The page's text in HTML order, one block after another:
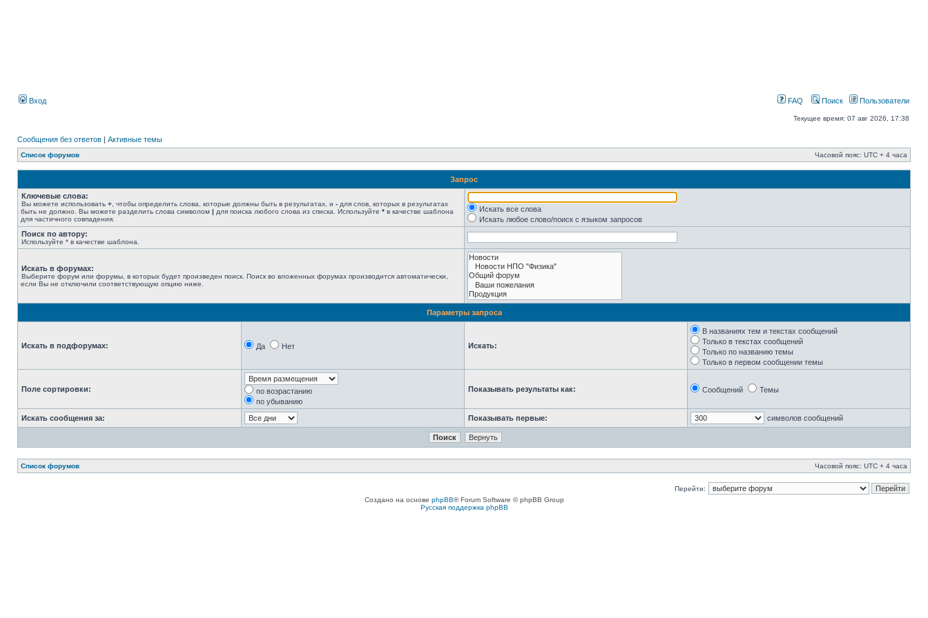
Вход FAQ Поиск Пользователи
Текущее время: 07 авг 2026, 17:38
Сообщения без ответов | Активные темы
Список форумов Часовой пояс: UTC + 4 часа
Запрос
Ключевые слова:
Вы можете использовать + , чтобы определить слова, которые должны быть в результатах, и - для слов, которых в результатах
быть не должно. Вы можете разделить слова символом | для поиска любого слова из списка. Используйте * в качестве шаблона
для частичного совпадения.
Искать все слова
Искать любое слово/поиск с языком запросов
Поиск по автору:
Используйте * в качестве шаблона.
Искать в форумах:
Выберите форум или форумы, в которых будет произведен поиск. Поиск во вложенных форумах производится автоматически,
если Вы не отключили соответствующую опцию ниже.
Параметры запроса
Искать в подфорумах: Да Нет Искать:
В названиях тем и текстах сообщений
Только в текстах сообщений
Только по названию темы
Только в первом сообщении темы
Поле сортировки:
по возрастанию
по убыванию
Показывать результаты как: Сообщений Темы
Искать сообщения за: Показывать первые: символов сообщений
Список форумов Часовой пояс: UTC + 4 часа
Перейти:
Создано на основе phpBB® Forum Software © phpBB Group
Русская поддержка phpBB